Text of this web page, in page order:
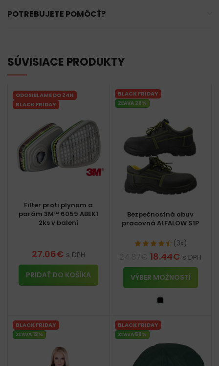
POTREBUJETE POMÔCŤ?
SÚVISIACE PRODUKTY
ODOSIELAME DO 24H
BLACK FRIDAY
Filter proti plynom a
parám 3M™ 6059 ABEK1
2ks v balení
27.06€ s DPH
PRIDAŤ DO KOŠÍKA
BLACK FRIDAY
ZĽAVA 26%
Bezpečnostná obuv
pracovná ALFALOW S1P
(3x)
18.44€ s DPH
VÝBER MOŽNOSTÍ
BLACK FRIDAY
ZĽAVA 12%
BLACK FRIDAY
ZĽAVA 58%